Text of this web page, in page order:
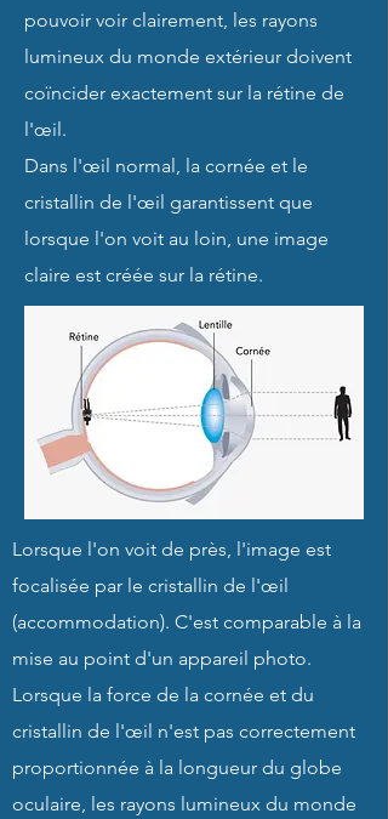
pouvoir voir clairement, les rayons
lumineux du monde extérieur doivent
coïncider exactement sur la rétine de
l'œil.
Dans l'œil normal, la cornée et le
cristallin de l'œil garantissent que
lorsque l'on voit au loin, une image
claire est créée sur la rétine.
Lorsque l'on voit de près, l'image est
focalisée par le cristallin de l'œil
(accommodation). C'est comparable à la
mise au point d'un appareil photo.
Lorsque la force de la cornée et du
cristallin de l'œil n'est pas correctement
proportionnée à la longueur du globe
oculaire, les rayons lumineux du monde